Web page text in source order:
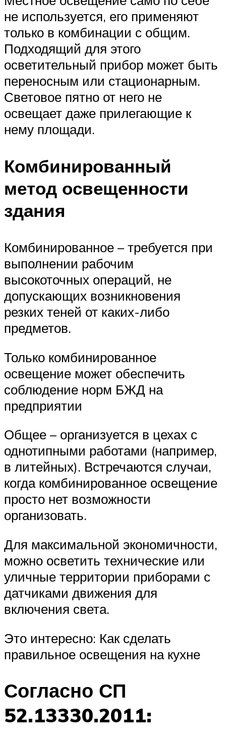
не используется, его применяют
только в комбинации с общим.
Подходящий для этого
осветительный прибор может быть
переносным или стационарным.
Световое пятно от него не
освещает даже прилегающие к
нему площади.
Комбинированный
метод освещенности
здания
Комбинированное – требуется при
выполнении рабочим
высокоточных операций, не
допускающих возникновения
резких теней от каких-либо
предметов.
Только комбинированное
освещение может обеспечить
соблюдение норм БЖД на
предприятии
Общее – организуется в цехах с
однотипными работами (например,
в литейных). Встречаются случаи,
когда комбинированное освещение
просто нет возможности
организовать.
Для максимальной экономичности,
можно осветить технические или
уличные территории приборами с
датчиками движения для
включения света.
Это интересно: Как сделать
правильное освещения на кухне
Согласно СП
52.13330.2011: